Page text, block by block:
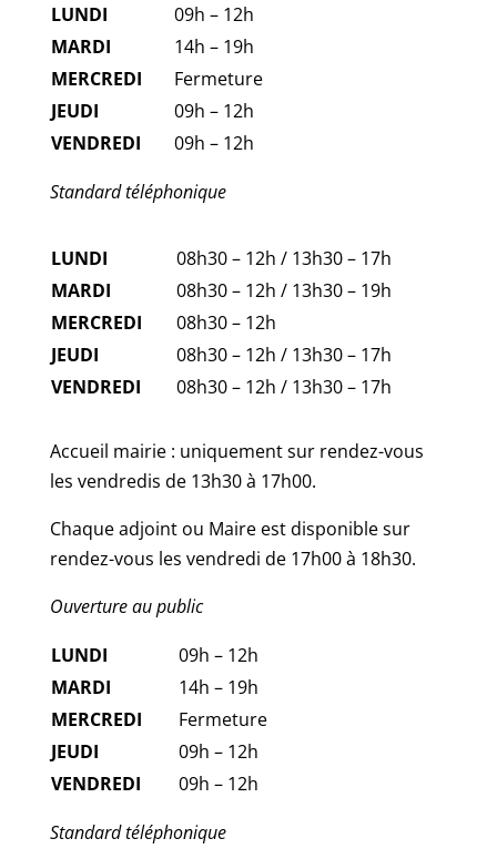
LUNDI
09h – 12h
MARDI
14h – 19h
MERCREDI
Fermeture
JEUDI
09h – 12h
VENDREDI
09h – 12h
Standard téléphonique
LUNDI
08h30 – 12h / 13h30 – 17h
MARDI
08h30 – 12h / 13h30 – 19h
MERCREDI
08h30 – 12h
JEUDI
08h30 – 12h / 13h30 – 17h
VENDREDI
08h30 – 12h / 13h30 – 17h
Accueil mairie : uniquement sur rendez-vous
les vendredis de 13h30 à 17h00.
Chaque adjoint ou Maire est disponible sur
rendez-vous les vendredi de 17h00 à 18h30.
Ouverture au public
LUNDI
09h – 12h
MARDI
14h – 19h
MERCREDI
Fermeture
JEUDI
09h – 12h
VENDREDI
09h – 12h
Standard téléphonique